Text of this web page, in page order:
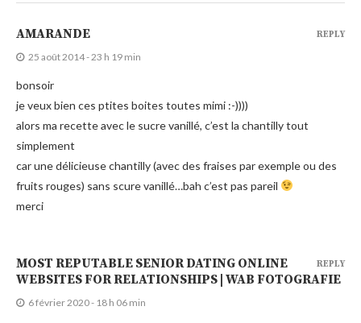
AMARANDE
25 août 2014 - 23 h 19 min
bonsoir
je veux bien ces ptites boites toutes mimi :-))))
alors ma recette avec le sucre vanillé, c’est la chantilly tout
simplement
car une délicieuse chantilly (avec des fraises par exemple ou des
fruits rouges) sans scure vanillé…bah c’est pas pareil
merci
REPLY
MOST REPUTABLE SENIOR DATING ONLINE
WEBSITES FOR RELATIONSHIPS | WAB FOTOGRAFIE
6 février 2020 - 18 h 06 min
REPLY